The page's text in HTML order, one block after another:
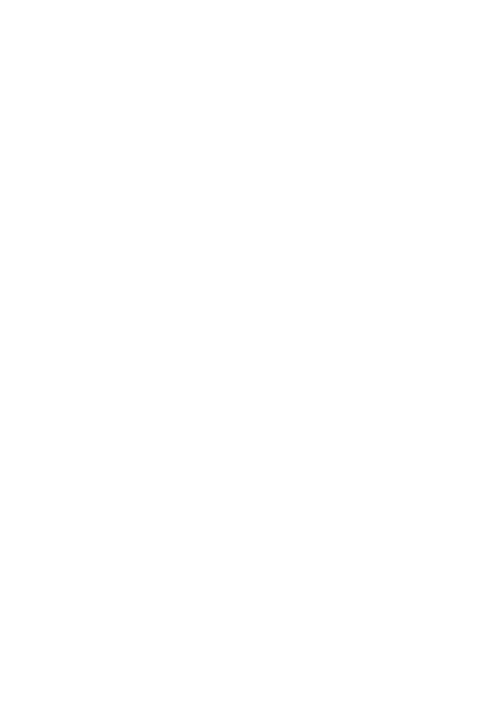
靠极致的交互体验，也能在巨头夹缝中活得很好。
高的编码 Agent。
够完美收拢并互补这些自发力量。
DeepSeek Harness 在国内市场拥有语言和文化上的绝对优
型的迭代闭环中。
能力和实际业务系统打通，谁就拥有真正的竞争力。」
发布的 Antigravity 2.0 也在同一时间抢占了更大的市场，
有中国 AI 领域第二个落地的原生代码 Agent 产品（仅次于阿
高”。但从 2026 年开始，竞争正在加速向“谁的产品更好
趋势的第一个组织响应。
和 OpenAI 编程版工作流的定价压力将显著增大。在过